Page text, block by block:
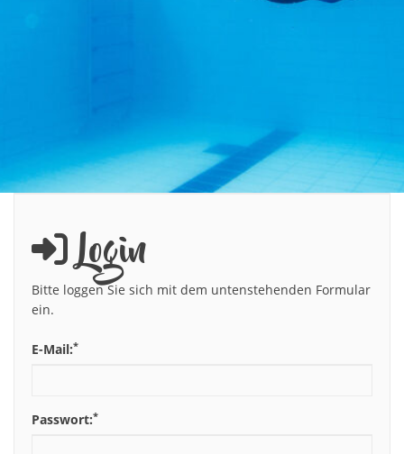
Login
Bitte loggen Sie sich mit dem untenstehenden Formular
ein.
E-Mail:*
Passwort:*